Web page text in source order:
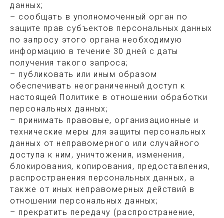
данных;
– сообщать в уполномоченный орган по
защите прав субъектов персональных данных
по запросу этого органа необходимую
информацию в течение 30 дней с даты
получения такого запроса;
– публиковать или иным образом
обеспечивать неограниченный доступ к
настоящей Политике в отношении обработки
персональных данных;
– принимать правовые, организационные и
технические меры для защиты персональных
данных от неправомерного или случайного
доступа к ним, уничтожения, изменения,
блокирования, копирования, предоставления,
распространения персональных данных, а
также от иных неправомерных действий в
отношении персональных данных;
– прекратить передачу (распространение,